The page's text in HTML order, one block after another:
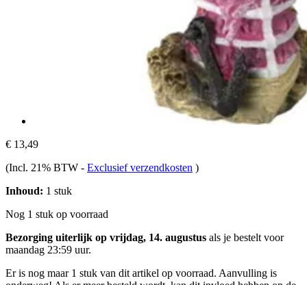
€ 13,49
(Incl. 21% BTW - Exclusief verzendkosten )
Inhoud: 1 stuk
Nog 1 stuk op voorraad
Bezorging uiterlijk op vrijdag, 14. augustus als je bestelt voor
maandag 23:59 uur.
Er is nog maar 1 stuk van dit artikel op voorraad. Aanvulling is